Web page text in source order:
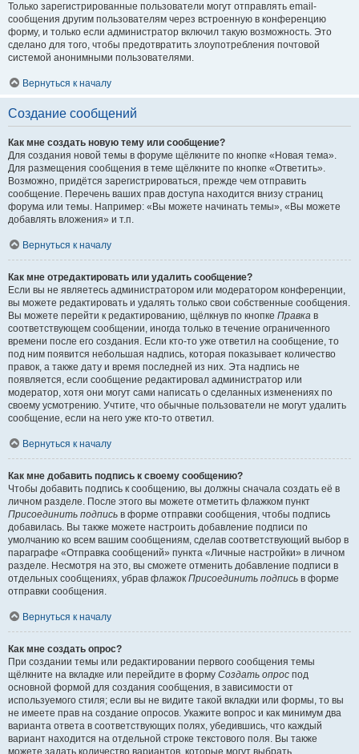
Только зарегистрированные пользователи могут отправлять email-
сообщения другим пользователям через встроенную в конференцию
форму, и только если администратор включил такую возможность. Это
сделано для того, чтобы предотвратить злоупотребления почтовой
системой анонимными пользователями.
Вернуться к началу
Создание сообщений
Как мне создать новую тему или сообщение?
Для создания новой темы в форуме щёлкните по кнопке «Новая тема».
Для размещения сообщения в теме щёлкните по кнопке «Ответить».
Возможно, придётся зарегистрироваться, прежде чем отправить
сообщение. Перечень ваших прав доступа находится внизу страниц
форума или темы. Например: «Вы можете начинать темы», «Вы можете
добавлять вложения» и т.п.
Вернуться к началу
Как мне отредактировать или удалить сообщение?
Если вы не являетесь администратором или модератором конференции,
вы можете редактировать и удалять только свои собственные сообщения.
Вы можете перейти к редактированию, щёлкнув по кнопке Правка в
соответствующем сообщении, иногда только в течение ограниченного
времени после его создания. Если кто-то уже ответил на сообщение, то
под ним появится небольшая надпись, которая показывает количество
правок, а также дату и время последней из них. Эта надпись не
появляется, если сообщение редактировал администратор или
модератор, хотя они могут сами написать о сделанных изменениях по
своему усмотрению. Учтите, что обычные пользователи не могут удалить
сообщение, если на него уже кто-то ответил.
Вернуться к началу
Как мне добавить подпись к своему сообщению?
Чтобы добавить подпись к сообщению, вы должны сначала создать её в
личном разделе. После этого вы можете отметить флажком пункт
Присоединить подпись в форме отправки сообщения, чтобы подпись
добавилась. Вы также можете настроить добавление подписи по
умолчанию ко всем вашим сообщениям, сделав соответствующий выбор в
параграфе «Отправка сообщений» пункта «Личные настройки» в личном
разделе. Несмотря на это, вы сможете отменить добавление подписи в
отдельных сообщениях, убрав флажок Присоединить подпись в форме
отправки сообщения.
Вернуться к началу
Как мне создать опрос?
При создании темы или редактировании первого сообщения темы
щёлкните на вкладке или перейдите в форму Создать опрос под
основной формой для создания сообщения, в зависимости от
используемого стиля; если вы не видите такой вкладки или формы, то вы
не имеете прав на создание опросов. Укажите вопрос и как минимум два
варианта ответа в соответствующих полях, убедившись, что каждый
вариант находится на отдельной строке текстового поля. Вы также
можете задать количество вариантов, которые могут выбрать